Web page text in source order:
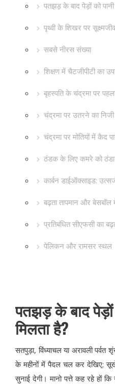
पतझड़ के बाद पेड़ों को
पृथ्वी के शिखर पर सूक्ष्मजीव
सबसे नीरस संख्या
शिक्षण में चैटजीपीटी का
बृहस्पति के चंद्रमा पर
चंद्रमा पर उतरने का
चंद्रमा पर मोतियों में कैद
ठंडक के लिए कमरे को ठंडा
कार्बन डाईऑक्साइड:
बढ़ता तापमान और बेसबॉल
प्रतिबंधित सीएफसी का
पेलिकन और रामसर स्थल
पतझड़ के बाद
मिलता है?
सतपुड़ा, विंध्याचल या अरावली
के महीनों में पैदल चल कर देखिए;
सुनाई देगी। मानो पत्ते कह रहे हों